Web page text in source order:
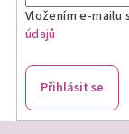
Vložením e-mailu
údajů
Přihlásit se